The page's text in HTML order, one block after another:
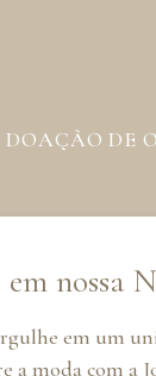
DE
em nossa
em um
a moda com a